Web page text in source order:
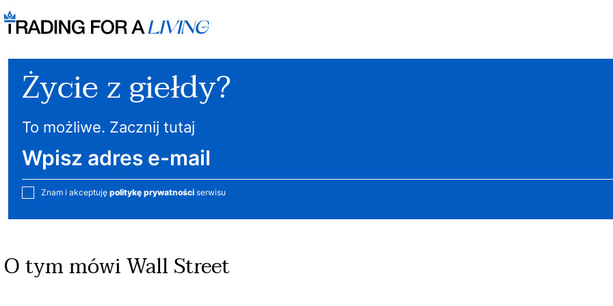
Życie z giełdy?
To możliwe. Zacznij tutaj
Znam i akceptuję politykę prywatności serwisu
O tym mówi Wall Street